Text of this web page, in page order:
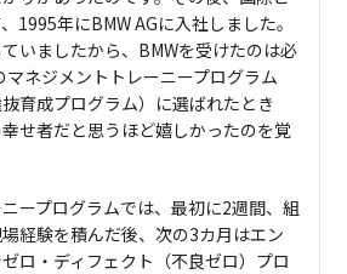
1995年にBMW AGに入社しました。
いましたから、BMWを受けたのは必
マネジメントトレーニープログラム
抜育成プログラム）に選ばれたとき
せ者だと思うほど嬉しかったのを覚
ープログラムでは、最初に2週間、組
経験を積んだ後、次の3カ月はエン
ロ・ディフェクト（不良ゼロ）プロ